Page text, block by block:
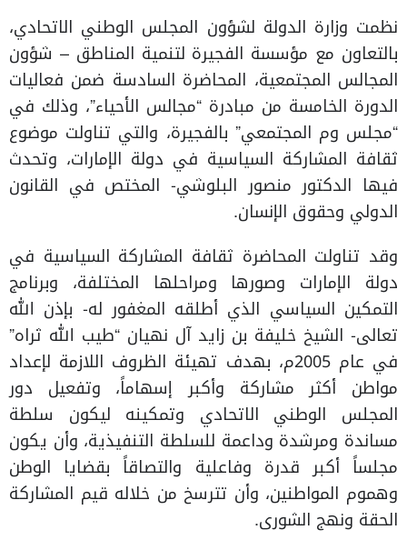
نظمت وزارة الدولة لشؤون المجلس الوطني الاتحادي،
بالتعاون مع مؤسسة الفجيرة لتنمية المناطق – شؤون
المجالس المجتمعية، المحاضرة السادسة ضمن فعاليات
الدورة الخامسة من مبادرة “مجالس الأحياء”، وذلك في
“مجلس وم المجتمعي” بالفجيرة، والتي تناولت موضوع
ثقافة المشاركة السياسية في دولة الإمارات، وتحدث
فيها الدكتور منصور البلوشي- المختص في القانون
الدولي وحقوق الإنسان.
وقد تناولت المحاضرة ثقافة المشاركة السياسية في
دولة الإمارات وصورها ومراحلها المختلفة، وبرنامج
التمكين السياسي الذي أطلقه المغفور له- بإذن الله
تعالى- الشيخ خليفة بن زايد آل نهيان “طيب الله ثراه”
في عام 2005م، بهدف تهيئة الظروف اللازمة لإعداد
مواطن أكثر مشاركة وأكبر إسهاماً، وتفعيل دور
المجلس الوطني الاتحادي وتمكينه ليكون سلطة
مساندة ومرشدة وداعمة للسلطة التنفيذية، وأن يكون
مجلساً أكبر قدرة وفاعلية والتصاقاً بقضايا الوطن
وهموم المواطنين، وأن تترسخ من خلاله قيم المشاركة
الحقة ونهج الشورى.